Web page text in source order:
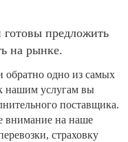
предложить
на рынке.
обратно одно из самых
нашим услугам вы
поставщика.
внимание на наше
страховку